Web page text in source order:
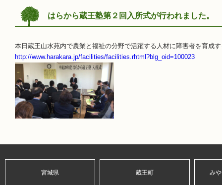
はらから蔵王塾第２回入所式が行われました。
本日蔵王山水苑内で農業と福祉の分野で活躍する人材に障害者を育成
http://www.harakara.jp/facilities/facilities.rhtml?blg_oid=100023
宮城県 蔵王町 み